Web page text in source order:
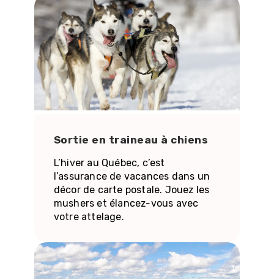
Sortie en traineau à chiens
L’hiver au Québec, c’est
l’assurance de vacances dans un
décor de carte postale. Jouez les
mushers et élancez-vous avec
votre attelage.